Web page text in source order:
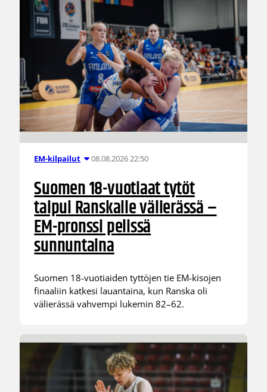
EM-kilpailut 08.08.2026 22:50
Suomen 18-vuotiaat tytöt
taipui Ranskalle välierässä –
EM-pronssi pelissä
sunnuntaina
Suomen 18-vuotiaiden tyttöjen tie EM-kisojen
finaaliin katkesi lauantaina, kun Ranska oli
välierässä vahvempi lukemin 82–62.